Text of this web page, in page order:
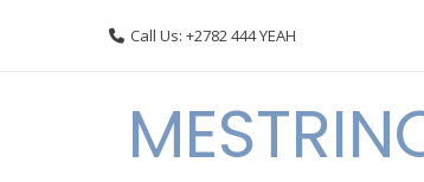
Call Us: +2782 444 YEAH